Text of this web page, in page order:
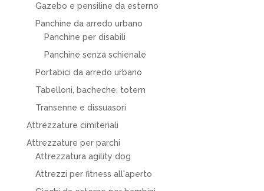
Gazebo e pensiline da esterno
Panchine da arredo urbano
Panchine per disabili
Panchine senza schienale
Portabici da arredo urbano
Tabelloni, bacheche, totem
Transenne e dissuasori
Attrezzature cimiteriali
Attrezzature per parchi
Attrezzatura agility dog
Attrezzi per fitness all'aperto